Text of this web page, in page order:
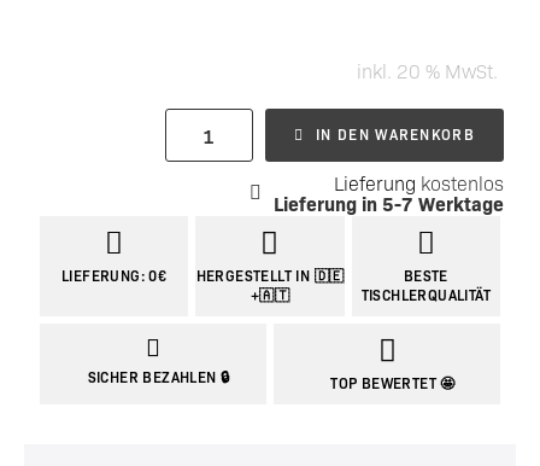
inkl. 20 % MwSt.
IN DEN WARENKORB
Lieferung kostenlos
Lieferung in 5-7 Werktage
LIEFERUNG: 0€
HERGESTELLT IN 🇩🇪
+🇦🇹
BESTE
TISCHLERQUALITÄT
SICHER BEZAHLEN 🔒 TOP BEWERTET 🤩